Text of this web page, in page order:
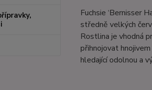
Fuchsie ‘Bernisser
středně velkých
Rostlina je vhodná
přihnojovat
hledající odolnou a